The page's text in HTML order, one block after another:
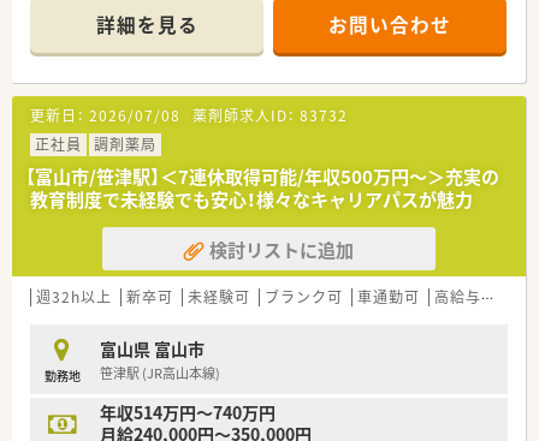
す。
詳細を見る お問い合わせ
更新日： 2026/07/08 薬剤師求人ID： 83732
正社員
調剤薬局
【富山市/笹津駅】＜7連休取得可能/年収500万円～＞充実の
教育制度で未経験でも安心！様々なキャリアパスが魅力
検討リストに追加
週32h以上 新卒可 未経験可 ブランク可 車通勤可 高給与(600万円以上)
勤務地
富山県 富山市
笹津駅 (JR高山本線)
年収514万円～740万円
月給240,000円～350,000円